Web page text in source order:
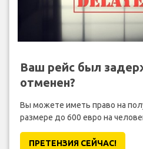
Ваш рейс был
отменен?
Вы можете иметь право на
размере до 600 евро на
ПРЕТЕНЗИЯ CЕЙЧАС!